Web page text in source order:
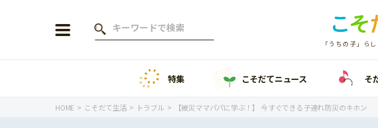
「うちの子」ら
特集 こそだてニュース そ
HOME こそだて生活 トラブル 【被災ママパパに学ぶ！】 今すぐできる子連れ防災のキホン